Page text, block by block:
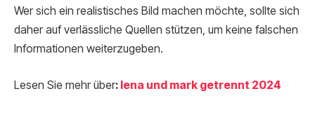
Wer sich ein realistisches Bild machen möchte, sollte sich
daher auf verlässliche Quellen stützen, um keine falschen
Informationen weiterzugeben.
Lesen Sie mehr über: lena und mark getrennt 2024